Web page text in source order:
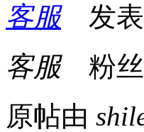
客服发表
客服粉丝
原帖由